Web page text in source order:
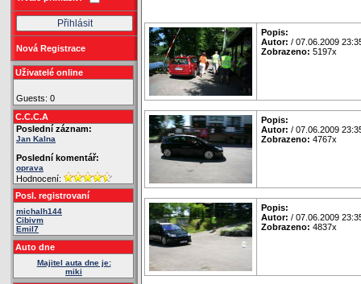
Nová Registrace
Uživatelé online
Guests: 0
C.C.C.A
Poslední záznam:
Jan Kalna
Poslední komentář:
oprava
Hodnocení:
Posl. registrovaní
michalh144
Cibivm
Emil7
Auto dne
Majitel auta dne je:
miki
Popis:
Autor: / 07.06.2009
Zobrazeno: 5197x
Popis:
Autor: / 07.06.2009
Zobrazeno: 4767x
Popis:
Autor: / 07.06.2009
Zobrazeno: 4837x